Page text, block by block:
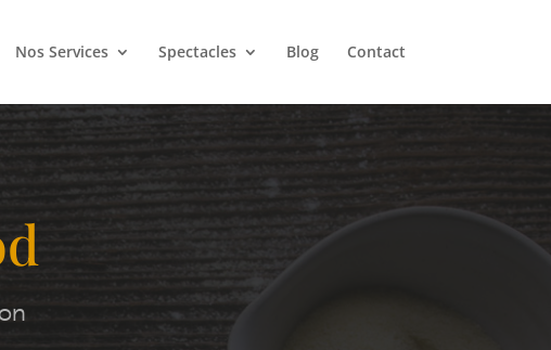
Nos Services Spectacles Blog Contact